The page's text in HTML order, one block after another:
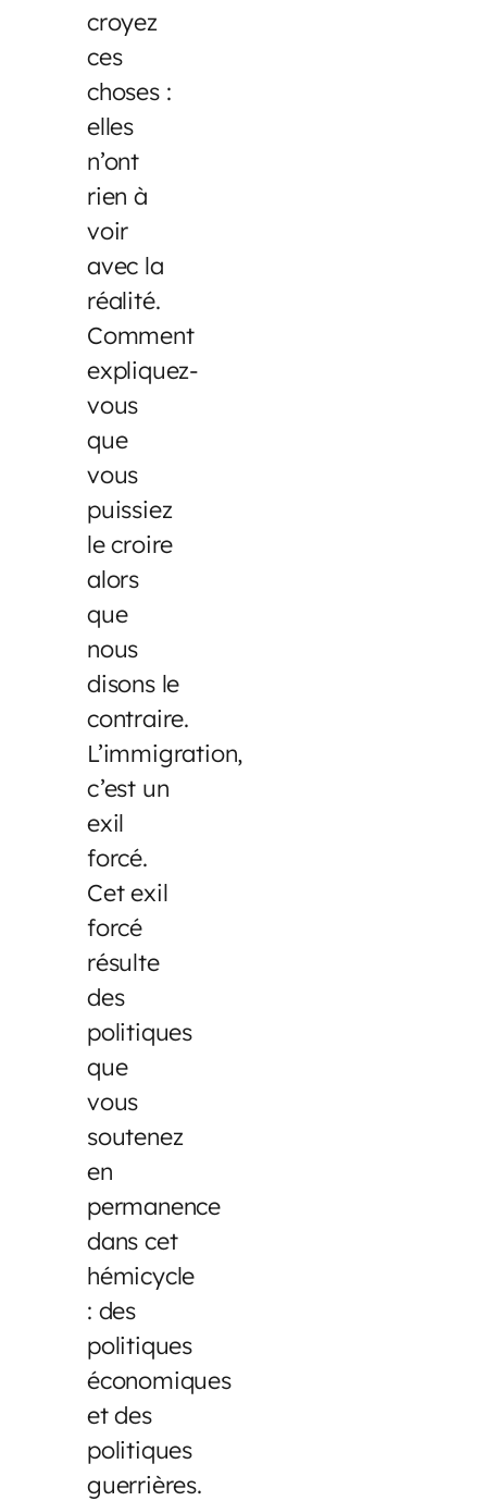
croyez
ces
choses :
elles
n’ont
rien à
voir
avec la
réalité.
Comment
expliquez-
vous
que
vous
puissiez
le croire
alors
que
nous
disons le
contraire.
L’immigration,
c’est un
exil
forcé.
Cet exil
forcé
résulte
des
politiques
que
vous
soutenez
en
permanence
dans cet
hémicycle
: des
politiques
économiques
et des
politiques
guerrières.